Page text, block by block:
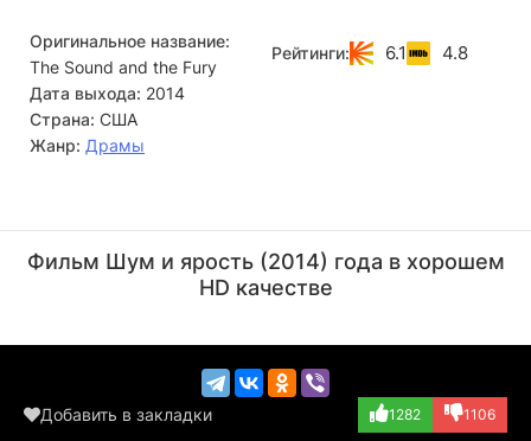
Оригинальное название:
The Sound and the Fury
Дата выхода: 2014
Страна: США
Жанр: Драмы
Рейтинги: 6.1 4.8
(Telegraph Opera...)
(Benjy Compson)
Фильм Шум и ярость (2014) года в хорошем
HD качестве
Добавить в закладки 1282 1106